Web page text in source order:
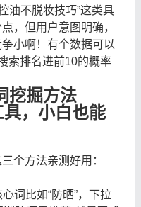
油不脱妆技巧”这类具
，但用户意图明确，
小啊！有个数据可以
索排名进前10的概率
挖掘方法
，小白也能
个方法亲测好用：
词比如“防晒”，下拉